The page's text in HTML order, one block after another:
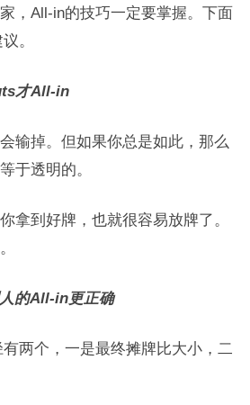
，All-in的技巧一定要掌握。下面
。
才All-in
输掉。但如果你总是如此，那么
于透明的。
拿到好牌，也就很容易放牌了。
的All-in更正确
两个，一是最终摊牌比大小，二